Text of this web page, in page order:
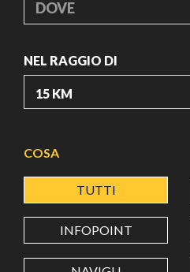
DOVE
NEL RAGGIO DI
LATITUDINE
LONGITUDINE
COSA
TUTTI
INFOPOINT